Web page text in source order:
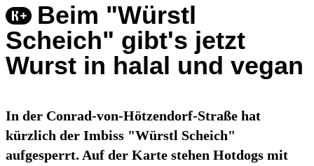
Beim "Würstl
Scheich" gibt's jetzt
Wurst in halal und vegan
In der Conrad-von-Hötzendorf-Straße hat
kürzlich der Imbiss "Würstl Scheich"
aufgesperrt. Auf der Karte stehen Hotdogs mit